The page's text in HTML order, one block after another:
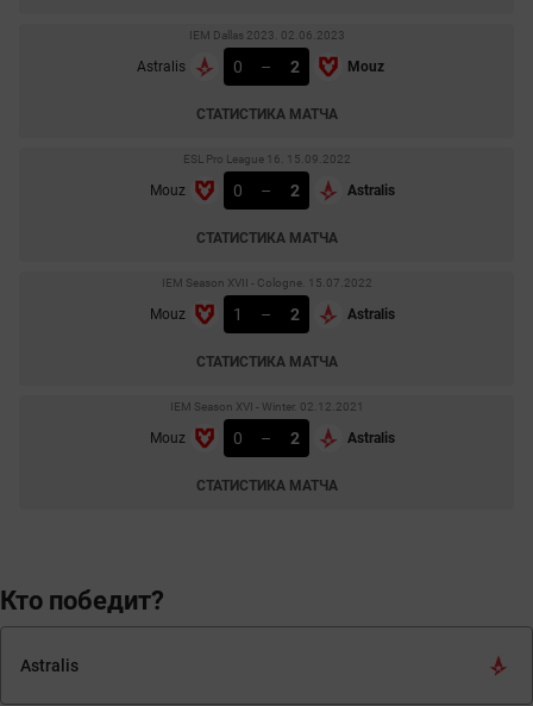
Кто победит?
Astralis
IEM Dallas 2023. 02.06.2023
Astralis 0 – 2 Mouz
СТАТИСТИКА МАТЧА
ESL Pro League 16. 15.09.2022
Mouz 0 – 2 Astralis
СТАТИСТИКА МАТЧА
IEM Season XVII - Cologne. 15.07.2022
Mouz 1 – 2 Astralis
СТАТИСТИКА МАТЧА
IEM Season XVI - Winter. 02.12.2021
Mouz 0 – 2 Astralis
СТАТИСТИКА МАТЧА